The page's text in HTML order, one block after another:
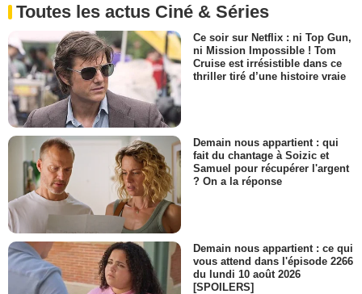
Toutes les actus Ciné & Séries
Ce soir sur Netflix : ni Top Gun,
ni Mission Impossible ! Tom
Cruise est irrésistible dans ce
thriller tiré d’une histoire vraie
Demain nous appartient : qui
fait du chantage à Soizic et
Samuel pour récupérer l'argent
? On a la réponse
Demain nous appartient : ce qui
vous attend dans l'épisode 2266
du lundi 10 août 2026
[SPOILERS]